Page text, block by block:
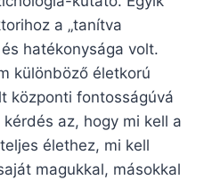
a „tanítva
hatékonysága volt.
különböző életkorú
központi fontosságúvá
az, hogy mi kell a
élethez, mi kell
magukkal, másokkal